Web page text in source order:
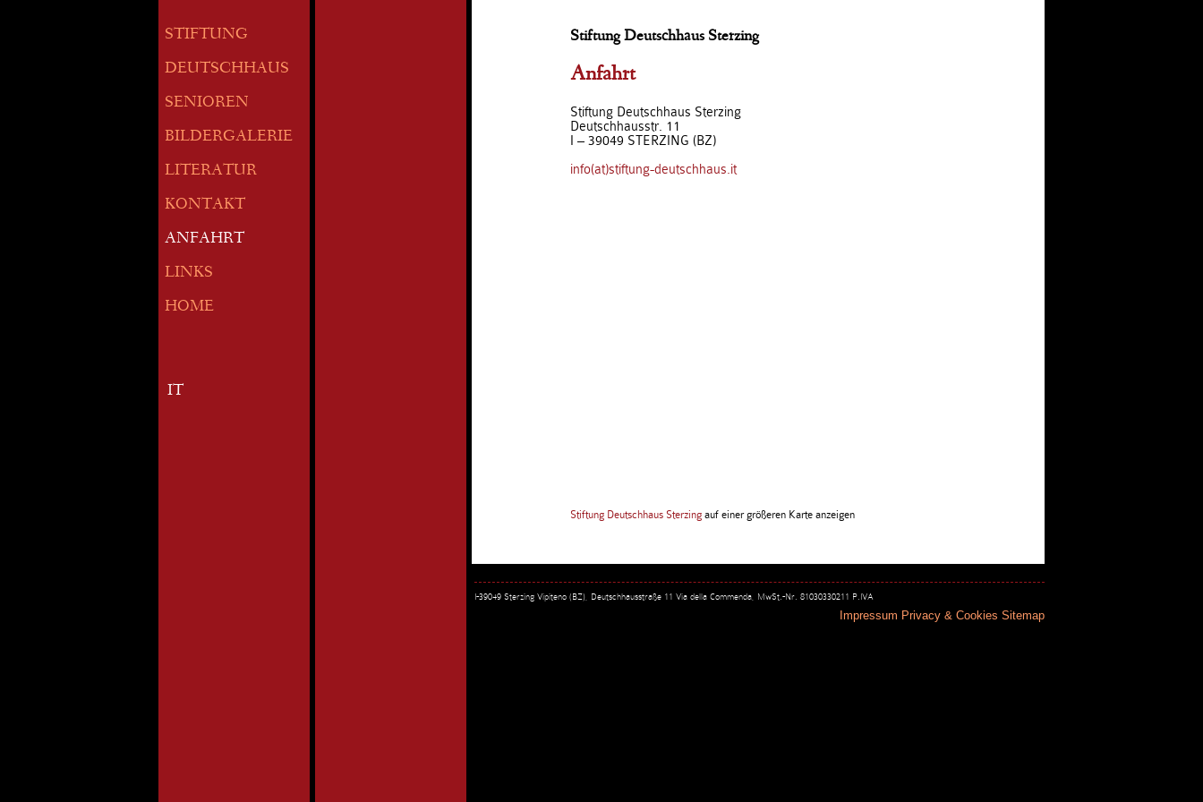
STIFTUNG
DEUTSCHHAUS
SENIOREN
BILDERGALERIE
LITERATUR
KONTAKT
ANFAHRT
LINKS
HOME
IT
Stiftung Deutschhaus Sterzing
Anfahrt
Stiftung Deutschhaus Sterzing
Deutschhausstr. 11
I – 39049 STERZING (BZ)
info(at)stiftung-deutschhaus.it
Stiftung Deutschhaus Sterzing auf einer größeren Karte anzeigen
I-39049 Sterzing Vipiteno (BZ), Deutschhausstraße 11 Via della Commenda, MwSt.-Nr. 81030330211 P.IVA
Impressum Privacy & Cookies Sitemap